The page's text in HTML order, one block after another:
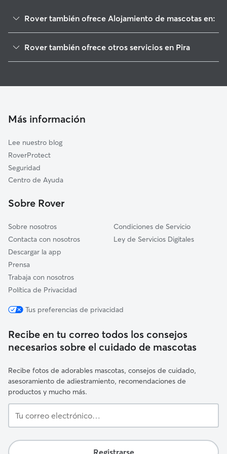
Rover también ofrece Alojamiento de mascotas en:
L'Espluga de Francolí
Vilaverd
El Pont d'Armentera
Valls
Ciutadilla
Mont-ral
Rover también ofrece otros servicios en Pira
Cuidadores a domicilio en Pira
Más información
Lee nuestro blog
RoverProtect
Seguridad
Centro de Ayuda
Sobre Rover
Sobre nosotros
Contacta con nosotros
Descargar la app
Prensa
Trabaja con nosotros
Política de Privacidad
Condiciones de Servicio
Ley de Servicios Digitales
Tus preferencias de privacidad
Recibe en tu correo todos los consejos
necesarios sobre el cuidado de mascotas
Recibe fotos de adorables mascotas, consejos de cuidado,
asesoramiento de adiestramiento, recomendaciones de
productos y mucho más.
correo
Registrarse